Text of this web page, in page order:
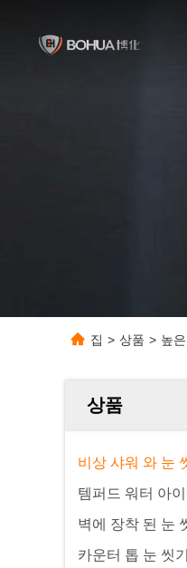
집 > 상품 > 높
상품
비상 샤워 와 눈
템퍼드 워터 아이
벽에 장착 된 눈
카운터 톱 눈 씻